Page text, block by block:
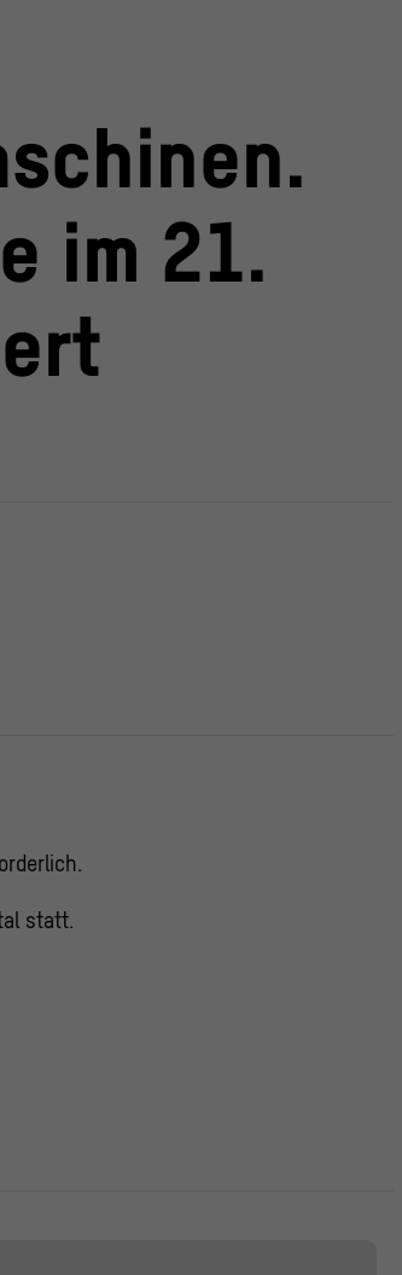
im 21.
statt.